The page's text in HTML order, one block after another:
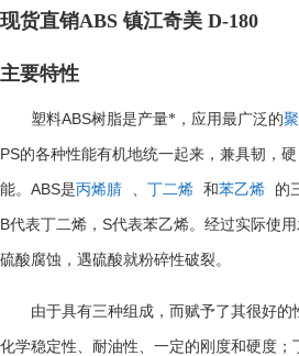
现货直销ABS 镇江奇美 D-180
主要特性
塑料ABS树脂是产量*，应用最广泛的
PS的各种性能有机地统一起来，兼具韧，
能。 ABS是丙烯腈 、 丁二烯 和苯乙烯 的
B代表丁二烯， S代表苯乙烯。经过实际使用
硫酸腐蚀，遇硫酸就粉碎性破裂。
由于具有三种组成，而赋予了其很好的
化学稳定性、耐油性、一定的刚度和硬度